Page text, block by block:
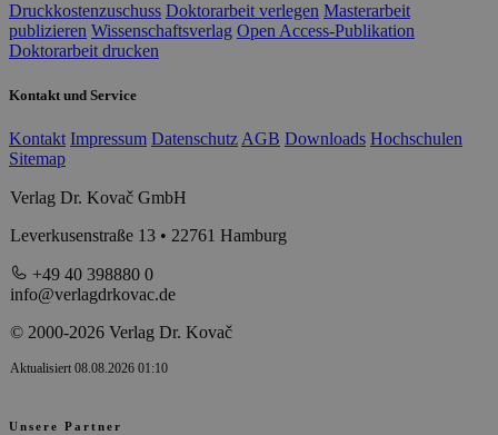
Druckkostenzuschuss Doktorarbeit verlegen Masterarbeit
publizieren Wissenschaftsverlag Open Access-Publikation
Doktorarbeit drucken
Kontakt und Service
Kontakt Impressum Datenschutz AGB Downloads Hochschulen
Sitemap
Verlag Dr. Kovač GmbH
Leverkusenstraße 13 • 22761 Hamburg
+49 40 398880 0
info@verlagdrkovac.de
© 2000-2026 Verlag Dr. Kovač
Aktualisiert 08.08.2026 01:10
Unsere Partner